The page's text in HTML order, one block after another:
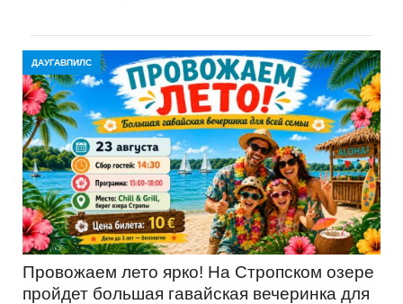
ДАУГАВПИЛС
Провожаем лето ярко! На Стропском озере
пройдет большая гавайская вечеринка для